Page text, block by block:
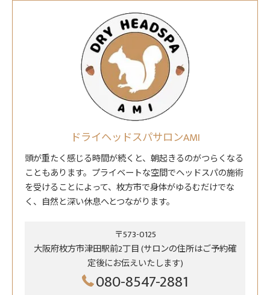
ドライヘッドスパサロンAMI
頭が重たく感じる時間が続くと、朝起きるのがつらくなる
こともあります。プライベートな空間でヘッドスパの施術
を受けることによって、枚方市で身体がゆるむだけでな
く、自然と深い休息へとつながります。
〒573-0125
大阪府枚方市津田駅前2丁目 (サロンの住所はご予約確
定後にお伝えいたします)
080-8547-2881